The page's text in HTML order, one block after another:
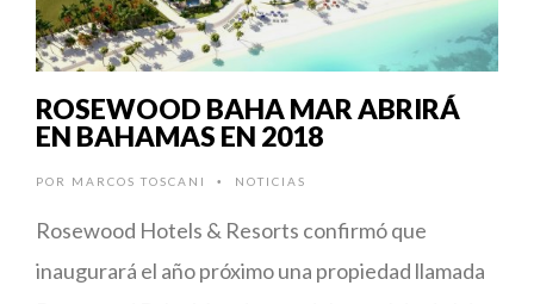
ROSEWOOD BAHA MAR ABRIRÁ
EN BAHAMAS EN 2018
POR MARCOS TOSCANI • NOTICIAS
Rosewood Hotels & Resorts confirmó que
inaugurará el año próximo una propiedad llamada